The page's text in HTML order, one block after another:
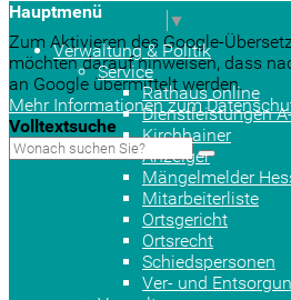
Sprache auswählen
▼
Zum Aktivieren des Google-
möchten darauf hinweisen, dass
an Google übermittelt werden.
Mehr Informationen zum
Volltextsuche
Hauptmenü
Verwaltung & Politik
Service
Rathaus online
Dienstleistungen
Kirchhainer
Anzeiger
Mängelmelder
Mitarbeiterliste
Ortsgericht
Ortsrecht
Schiedspersonen
Ver- und